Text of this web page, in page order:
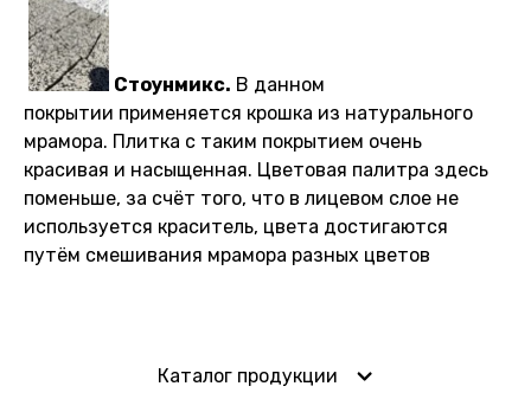
Стоунмикс. В данном
покрытии применяется крошка из натурального
мрамора. Плитка с таким покрытием очень
красивая и насыщенная. Цветовая палитра здесь
поменьше, за счёт того, что в лицевом слое не
используется краситель, цвета достигаются
путём смешивания мрамора разных цветов
Каталог продукции